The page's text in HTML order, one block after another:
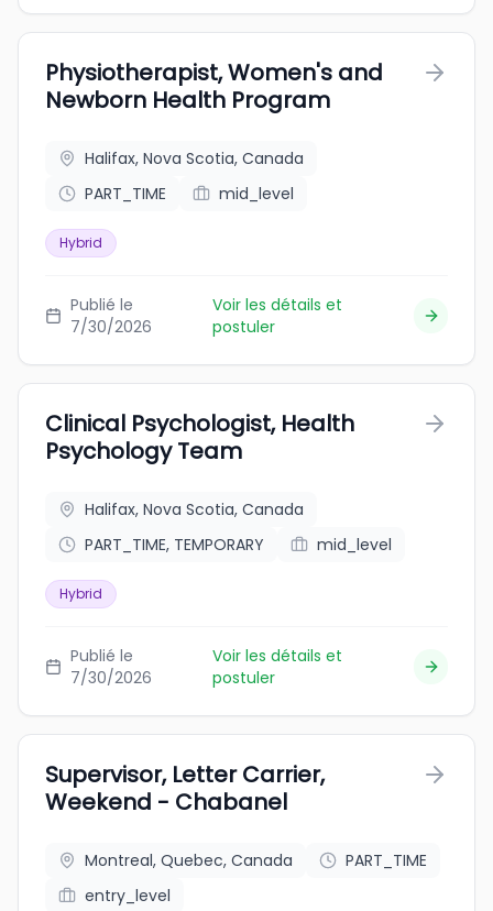
Physiotherapist, Women's and
Newborn Health Program
Halifax, Nova Scotia, Canada
PART_TIME
mid_level
Hybrid
Publié le
7/30/2026
Voir les détails et
postuler
Clinical Psychologist, Health
Psychology Team
Halifax, Nova Scotia, Canada
PART_TIME, TEMPORARY
mid_level
Hybrid
Publié le
7/30/2026
Voir les détails et
postuler
Supervisor, Letter Carrier,
Weekend - Chabanel
Montreal, Quebec, Canada
PART_TIME
entry_level